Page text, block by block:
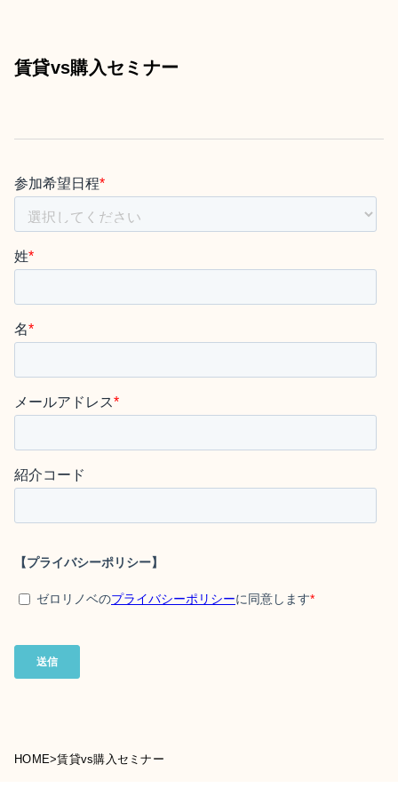
賃貸vs購入セミナー
HOME>賃貸vs購入セミナー